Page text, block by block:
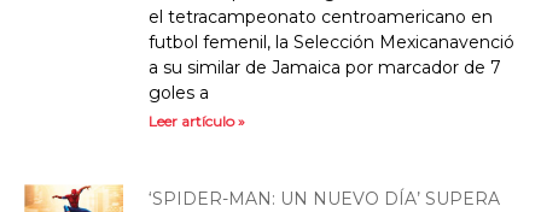
el tetracampeonato centroamericano en
futbol femenil, la Selección Mexicanavenció
a su similar de Jamaica por marcador de 7
goles a
Leer artículo »
‘SPIDER-MAN: UN NUEVO DÍA’ SUPERA